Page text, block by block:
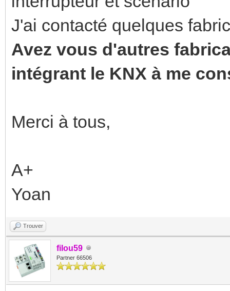
J'ai contacté quelques
Avez vous d'autres
intégrant le KNX à me
Merci à tous,
A+
Yoan
Trouver
filou59
Partner 66506